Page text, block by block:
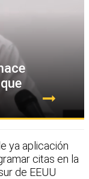
ya aplicación
citas en la
de EEUU